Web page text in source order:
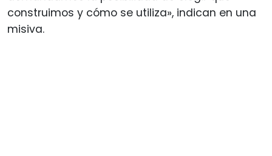
construimos y cómo se utiliza», indican en una
misiva.